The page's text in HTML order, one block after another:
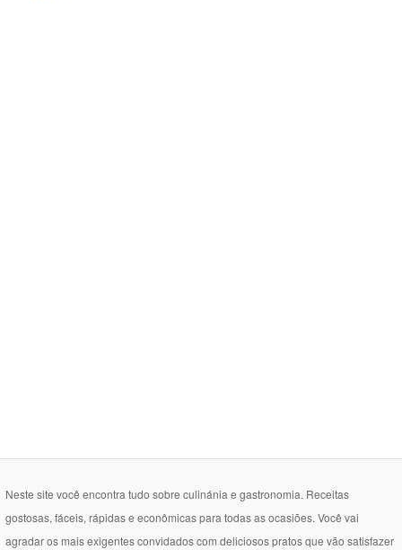
Neste site você encontra tudo sobre culinánia e gastronomia. Receitas
gostosas, fáceis, rápidas e econômicas para todas as ocasiões. Você vai
agradar os mais exigentes convidados com deliciosos pratos que vão satisfazer